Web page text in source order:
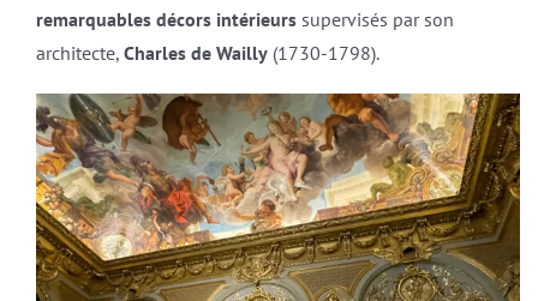
remarquables décors intérieurssupervisés par son
architecte, Charles de Wailly(1730-1798).